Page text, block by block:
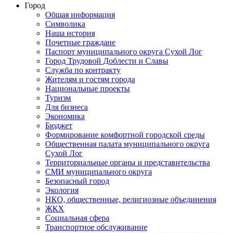
Город
Общая информация
Символика
Наша история
Почетные граждане
Паспорт муниципального округа Сухой Лог
Город Трудовой Доблести и Славы
Служба по контракту
Жителям и гостям города
Национальные проекты
Туризм
Для бизнеса
Экономика
Бюджет
Формирование комфортной городской среды
Общественная палата муниципального округа
Сухой Лог
Территориальные органы и представительства
СМИ муниципального округа
Безопасный город
Экология
НКО, общественные, религиозные объединения
ЖКХ
Социальная сфера
Транспортное обслуживание